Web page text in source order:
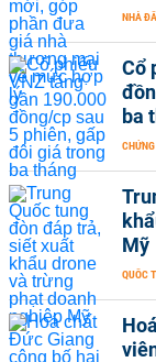
NHÀ
Cổ
ba
Mỹ
QUỐC